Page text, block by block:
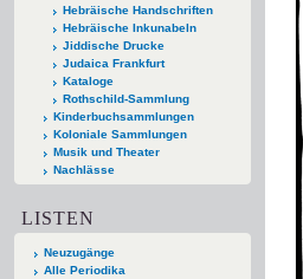
Hebräische Handschriften
Hebräische Inkunabeln
Jiddische Drucke
Judaica Frankfurt
Kataloge
Rothschild-Sammlung
Kinderbuchsammlungen
Koloniale Sammlungen
Musik und Theater
Nachlässe
LISTEN
Neuzugänge
Alle Periodika